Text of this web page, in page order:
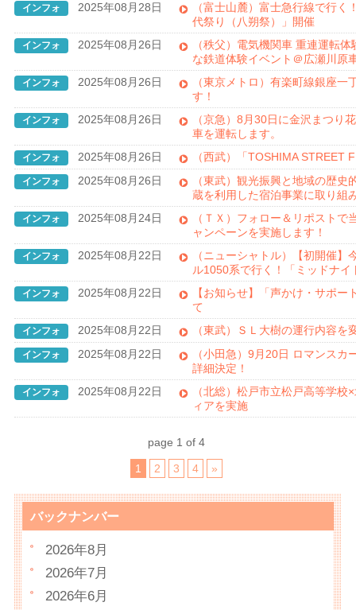
インフォ 2025年08月28日
（富士山麓）富士急行線で行
代祭り（八朔祭）」開催
インフォ 2025年08月26日
（秩父）電気機関車 重連運転
な鉄道体験イベント＠広瀬川原
インフォ 2025年08月26日
（東京メトロ）有楽町線銀座
す！
インフォ 2025年08月26日
（京急）8月30日に金沢まつり
車を運転します。
インフォ 2025年08月26日 （西武）「TOSHIMA STREET
インフォ 2025年08月26日
（東武）観光振興と地域の歴
蔵を利用した宿泊事業に取り組
インフォ 2025年08月24日
（ＴＸ）フォロー＆リポスト
ャンペーンを実施します！
インフォ 2025年08月22日
（ニューシャトル）【初開催
ル1050系で行く！「ミッドナ
インフォ 2025年08月22日
【お知らせ】「声かけ・サポ
て
インフォ 2025年08月22日 （東武）ＳＬ大樹の運行内容を
インフォ 2025年08月22日
（小田急）9月20日 ロマンス
詳細決定！
インフォ 2025年08月22日
（北総）松戸市立松戸高等学
ィアを実施
page 1 of 4
1 2 3 4 »
バックナンバー
2026年8月
2026年7月
2026年6月